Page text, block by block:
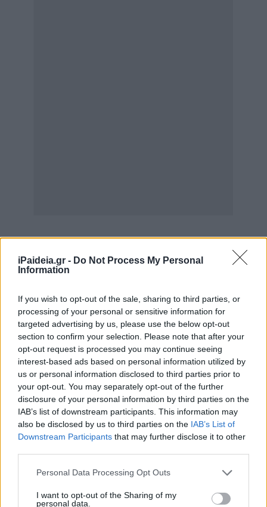
iPaideia.gr - Do Not Process My Personal
Information
If you wish to opt-out of the sale, sharing to third parties, or
processing of your personal or sensitive information for
targeted advertising by us, please use the below opt-out
section to confirm your selection. Please note that after your
opt-out request is processed you may continue seeing
interest-based ads based on personal information utilized by
us or personal information disclosed to third parties prior to
your opt-out. You may separately opt-out of the further
disclosure of your personal information by third parties on the
IAB’s list of downstream participants. This information may
also be disclosed by us to third parties on the IAB’s List of
Downstream Participants that may further disclose it to other
Please note that this website/app uses one or more Google
not limited to your visit or usage behaviour. You may click to
Personal Data Processing Opt Outs
I want to opt-out of the Sharing of my
personal data.
«01.17 τα ξημερώματα προσήλθε με ασθενοφόρο του
ΕΚΑΒ στα επείγοντα περιστατικά ένα 15χρονο κοριτσάκι.
Ξεκινήσαμε να της κάνουμε ΚΑΡΠΑ και στη συνέχεια τη
διασωληνώσαμε . Παρουσίασε κοιλιακή μαρμαρυγή, της
βάλαμε βηματοδότη αλλά δυστυχώς δεν είχαμε το
επιθυμητό αποτέλεσμα. Μετά από δύο ώρες το
κοριτσάκι κατέληξε. Οι γονείς της κοπέλας είχαν ήδη
ειδοποιηθεί και είχαν φτάσει στο νοσοκομείο. Ο
ψυχολόγος μας ήταν από την πρώτη στιγμή στο πλευρό
τους, και οι άνθρωποι δεν μπορούσαν να πιστέψουν πως
σχολείο του Βύρωνα διασκέδαζε με τους συμμαθητές